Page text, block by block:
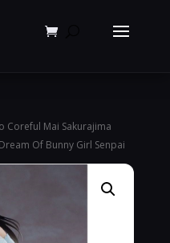
Coreful Mai Sakurajima
Of Bunny Girl Senpai